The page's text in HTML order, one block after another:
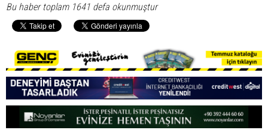
Bu haber toplam 1641 defa okunmuştur